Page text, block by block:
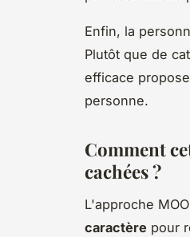
Enfin, la
Plutôt que de
efficace
personne.
Comment
cachées ?
L'approche
caractère pour